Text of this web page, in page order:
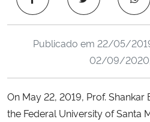
Ministério da Saúde
Ministério de Minas e Energia
Ministério da Ciência, Tecnologia,
Ministério do Meio Ambiente
Publicado em 22/05/
02/09/2020,
On May 22, 2019, Prof.
the Federal University of Santa